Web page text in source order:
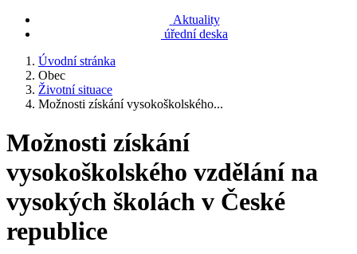
Aktuality
úřední deska
Úvodní stránka
Obec
Životní situace
Možnosti získání vysokoškolského...
Možnosti získání
vysokoškolského vzdělání na
vysokých školách v České
republice